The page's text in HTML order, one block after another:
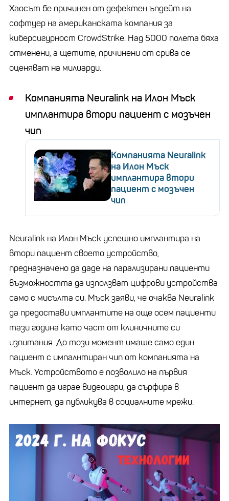
Хаосът бе причинен от дефектен ъпдейт на
софтуер на американската компания за
киберсигурност CrowdStrike. Над 5000 полета бяха
отменени, а щетите, причинени от срива се
оценяват на милиарди.
Компанията Neuralink на Илон Мъск
имплантира втори пациент с мозъчен
чип
Компанията Neuralink
на Илон Мъск
имплантира втори
пациент с мозъчен
чип
Neuralink на Илон Мъск успешно имплантира на
втори пациент своето устройство,
предназначено да даде на парализирани пациенти
възможността да използват цифрови устройства
само с мисълта си. Мъск заяви, че очаква Neuralink
да предостави имплантите на още осем пациенти
тази година като част от клиничните си
изпитания. До този момент имаше само един
пациент с импалнтиран чип от компанията на
Мъск. Устройството е позволило на първия
пациент да играе видеоигри, да сърфира в
интернет, да публикува в социалните мрежи.